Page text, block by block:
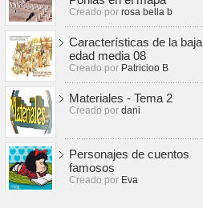
Creado por rosa bella b
Características de la baja
edad media 08
Creado por Patricioo B
Materiales - Tema 2
Creado por dani
Personajes de cuentos
famosos
Creado por Eva